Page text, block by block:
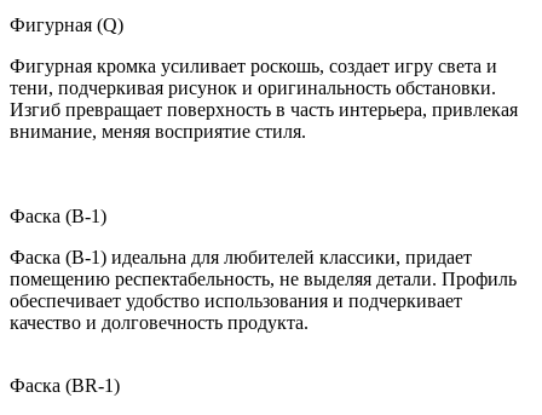
Фигурная (Q)
Фигурная кромка усиливает роскошь, создает игру света и
тени, подчеркивая рисунок и оригинальность обстановки.
Изгиб превращает поверхность в часть интерьера, привлекая
внимание, меняя восприятие стиля.
Фаска (B-1)
Фаска (B-1) идеальна для любителей классики, придает
помещению респектабельность, не выделяя детали. Профиль
обеспечивает удобство использования и подчеркивает
качество и долговечность продукта.
Фаска (BR-1)